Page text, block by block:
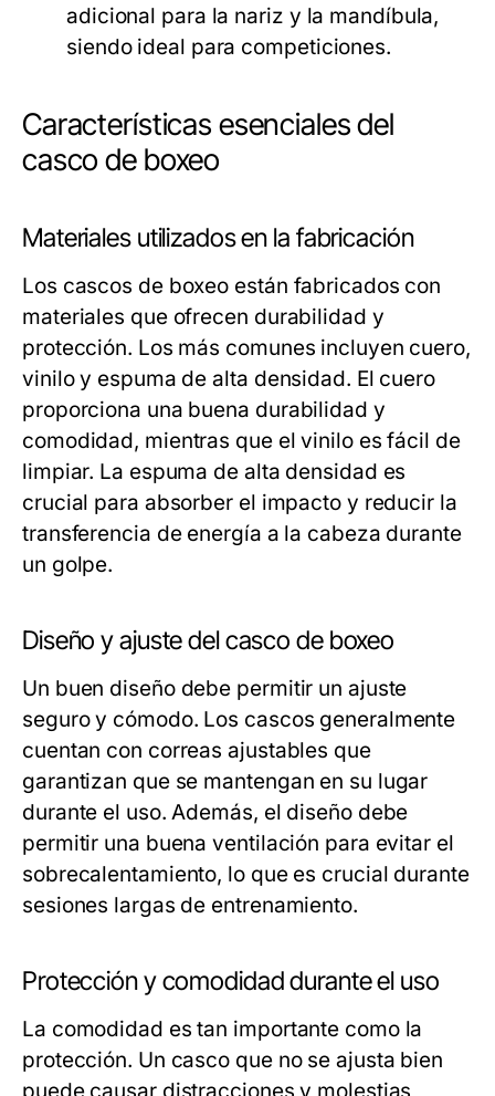
adicional para la nariz y la mandíbula,
siendo ideal para competiciones.
Características esenciales del
casco de boxeo
Materiales utilizados en la fabricación
Los cascos de boxeo están fabricados con
materiales que ofrecen durabilidad y
protección. Los más comunes incluyen cuero,
vinilo y espuma de alta densidad. El cuero
proporciona una buena durabilidad y
comodidad, mientras que el vinilo es fácil de
limpiar. La espuma de alta densidad es
crucial para absorber el impacto y reducir la
transferencia de energía a la cabeza durante
un golpe.
Diseño y ajuste del casco de boxeo
Un buen diseño debe permitir un ajuste
seguro y cómodo. Los cascos generalmente
cuentan con correas ajustables que
garantizan que se mantengan en su lugar
durante el uso. Además, el diseño debe
permitir una buena ventilación para evitar el
sobrecalentamiento, lo que es crucial durante
sesiones largas de entrenamiento.
Protección y comodidad durante el uso
La comodidad es tan importante como la
protección. Un casco que no se ajusta bien